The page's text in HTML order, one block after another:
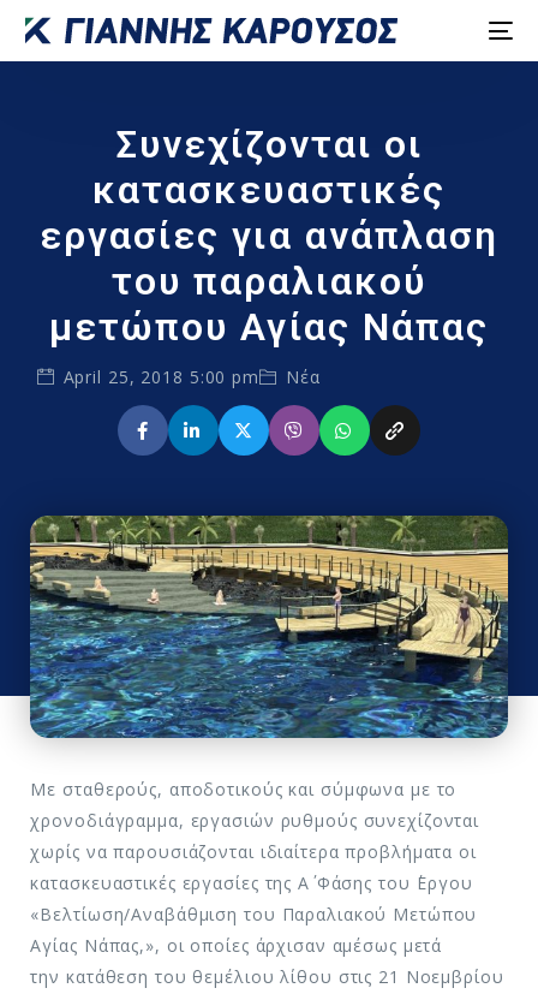
Συνεχίζονται οι
κατασκευαστικές
εργασίες για ανάπλαση
του παραλιακού
μετώπου Αγίας Νάπας
April 25, 2018 5:00 pm Νέα
Με σταθερούς, αποδοτικούς και σύμφωνα με το
χρονοδιάγραμμα, εργασιών ρυθμούς συνεχίζονται
χωρίς να παρουσιάζονται ιδιαίτερα προβλήματα οι
κατασκευαστικές εργασίες της Α΄ Φάσης του ΄Εργου
«Βελτίωση/Αναβάθμιση του Παραλιακού Μετώπου
Αγίας Νάπας,», οι οποίες άρχισαν αμέσως μετά
την κατάθεση του θεμέλιου λίθου στις 21 Νοεμβρίου